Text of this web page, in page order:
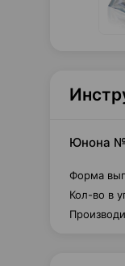
Юнона
Форма
Кол-во в